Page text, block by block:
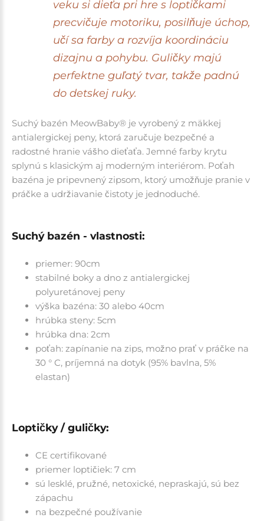
veku si dieťa pri hre s loptičkami
precvičuje motoriku, posilňuje úchop,
učí sa farby a rozvíja koordináciu
dizajnu a pohybu. Guličky majú
perfektne guľatý tvar, takže padnú
do detskej ruky.
Suchý bazén MeowBaby® je vyrobený z mäkkej
antialergickej peny, ktorá zaručuje bezpečné a
radostné hranie vášho dieťaťa. Jemné farby krytu
splynú s klasickým aj moderným interiérom. Poťah
bazéna je pripevnený zipsom, ktorý umožňuje pranie v
práčke a udržiavanie čistoty je jednoduché.
Suchý bazén - vlastnosti:
priemer: 90cm
stabilné boky a dno z antialergickej
polyuretánovej peny
výška bazéna: 30 alebo 40cm
hrúbka steny: 5cm
hrúbka dna: 2cm
poťah: zapínanie na zips, možno prať v práčke na
30 ° C, príjemná na dotyk (95% bavlna, 5%
elastan)
Loptičky / guličky:
CE certifikované
priemer loptičiek: 7 cm
sú lesklé, pružné, netoxické, nepraskajú, sú bez
zápachu
na bezpečné používanie